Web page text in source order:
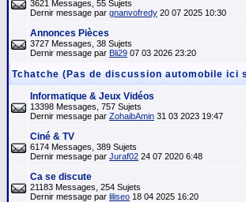
3621 Messages, 55 Sujets
Dernir message par gnanvofredy 20 07 2025 10:30
Annonces Pièces
3727 Messages, 38 Sujets
Dernir message par Bli29 07 03 2026 23:20
Tchatche (Pas de discussion automobile ici
Informatique & Jeux Vidéos
13398 Messages, 757 Sujets
Dernir message par ZohaibAmin 31 03 2023 19:47
Ciné & TV
6174 Messages, 389 Sujets
Dernir message par Juraf02 24 07 2020 6:48
Ca se discute
21183 Messages, 254 Sujets
Dernir message par liliseo 18 04 2025 16:20